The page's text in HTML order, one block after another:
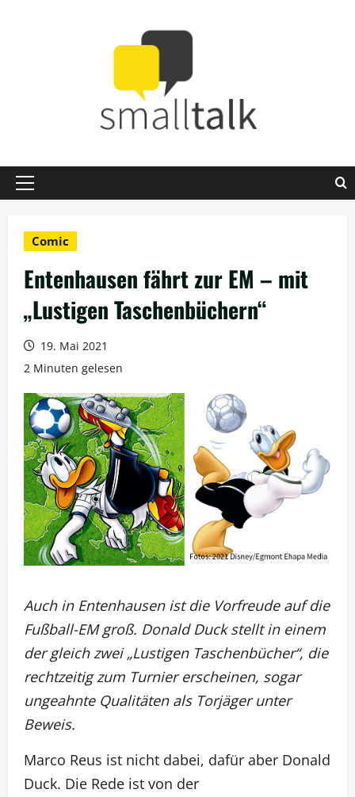
Primäres
Comic
Entenhausen fährt zur EM – mit
„Lustigen Taschenbüchern“
19. Mai 2021
2 Minuten gelesen
Auch in Entenhausen ist die Vorfreude auf die
Fußball-EM groß. Donald Duck stellt in einem
der gleich zwei „Lustigen Taschenbücher“, die
rechtzeitig zum Turnier erscheinen, sogar
ungeahnte Qualitäten als Torjäger unter
Beweis.
Marco Reus ist nicht dabei, dafür aber Donald
Duck. Die Rede ist von der